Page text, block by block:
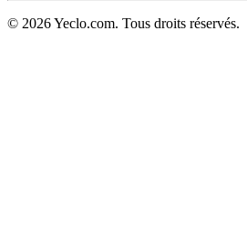
© 2026 Yeclo.com. Tous droits réservés.